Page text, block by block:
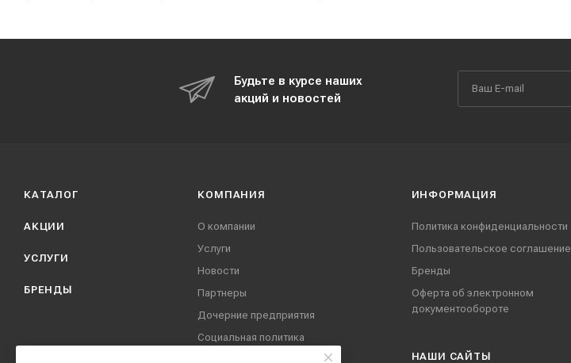
Будьте в курсе наших
акций и новостей
КАТАЛОГ
АКЦИИ
УСЛУГИ
БРЕНДЫ
КОМПАНИЯ
О компании
Услуги
Новости
Партнеры
Дочерние предприятия
Социальная политика
ИНФОРМАЦИЯ
Политика конфиденциальности
Пользовательское соглашение
Бренды
Оферта об электронном
документообороте
НАШИ CАЙТЫ